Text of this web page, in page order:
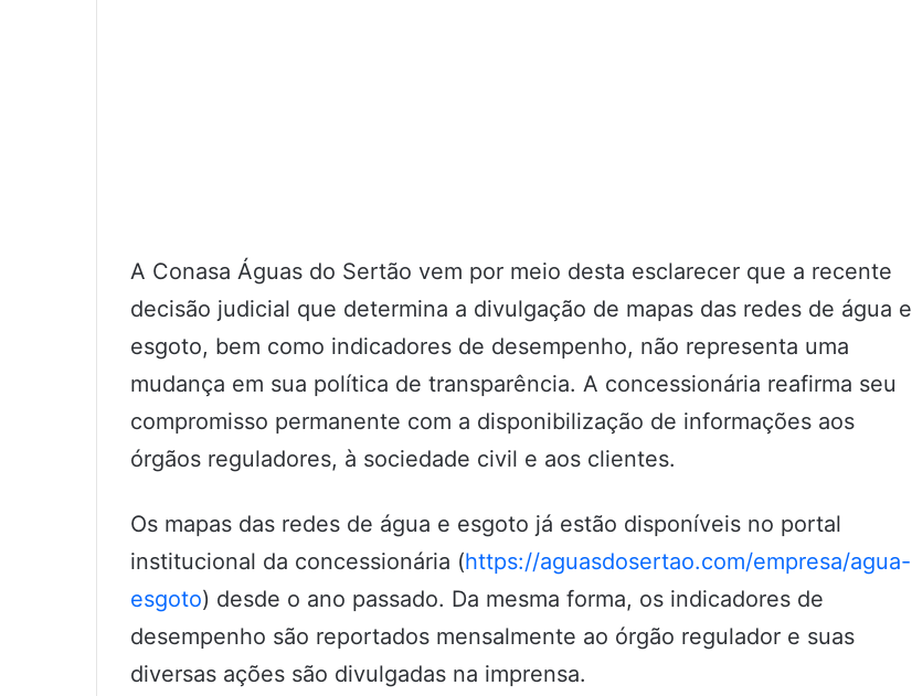
A Conasa Águas do Sertão vem por meio desta esclarecer que a recente
decisão judicial que determina a divulgação de mapas das redes de água e
esgoto, bem como indicadores de desempenho, não representa uma
mudança em sua política de transparência. A concessionária reafirma seu
compromisso permanente com a disponibilização de informações aos
órgãos reguladores, à sociedade civil e aos clientes.
Os mapas das redes de água e esgoto já estão disponíveis no portal
institucional da concessionária (https://aguasdosertao.com/empresa/agua-
esgoto) desde o ano passado. Da mesma forma, os indicadores de
desempenho são reportados mensalmente ao órgão regulador e suas
diversas ações são divulgadas na imprensa.